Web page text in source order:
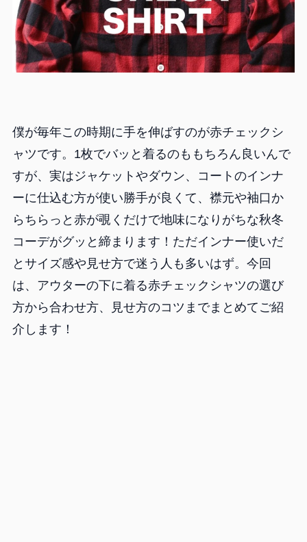
僕が毎年この時期に手を伸ばすのが赤チェックシ
ャツです。1枚でバッと着るのももちろん良いんで
すが、実はジャケットやダウン、コートのインナ
ーに仕込む方が使い勝手が良くて、襟元や袖口か
らちらっと赤が覗くだけで地味になりがちな秋冬
コーデがグッと締まります！ただインナー使いだ
とサイズ感や見せ方で迷う人も多いはず。今回
は、アウターの下に着る赤チェックシャツの選び
方から合わせ方、見せ方のコツまでまとめてご紹
介します！